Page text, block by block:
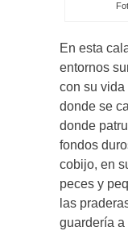
En esta
entornos
con su vida
donde se
donde
fondos
cobijo, en
peces y
las
guardería